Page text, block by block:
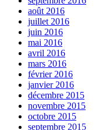
août 2016
juillet 2016
juin 2016
mai 2016
avril 2016
mars 2016
février 2016
janvier 2016
décembre 2015
novembre 2015
octobre 2015
septembre 2015